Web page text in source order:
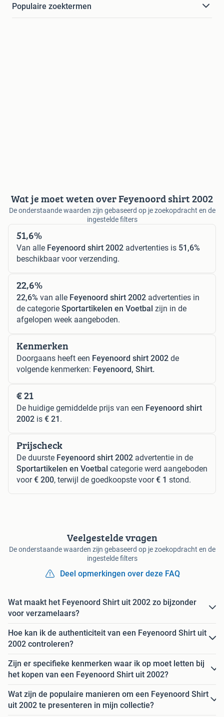
Populaire zoektermen
Wat je moet weten over Feyenoord shirt 2002
De onderstaande waarden zijn gebaseerd op je zoekopdracht en de
ingestelde filters
51,6%
Van alle Feyenoord shirt 2002 advertenties is 51,6%
beschikbaar voor verzending.
22,6%
22,6% van alle Feyenoord shirt 2002 advertenties in
de categorie Sportartikelen en Voetbal zijn in de
afgelopen week aangeboden.
Kenmerken
Doorgaans heeft een Feyenoord shirt 2002 de
volgende kenmerken: Feyenoord, Shirt.
€ 21
De huidige gemiddelde prijs van een Feyenoord shirt
2002 is € 21 .
Prijscheck
De duurste Feyenoord shirt 2002 advertentie in de
Sportartikelen en Voetbal categorie werd aangeboden
voor€ 200, terwijl de goedkoopste voor€ 1 stond.
Veelgestelde vragen
De onderstaande waarden zijn gebaseerd op je zoekopdracht en de
ingestelde filters
Deel opmerkingen over deze FAQ
Wat maakt het Feyenoord Shirt uit 2002 zo bijzonder
voor verzamelaars?
Hoe kan ik de authenticiteit van een Feyenoord Shirt uit
2002 controleren?
Zijn er specifieke kenmerken waar ik op moet letten bij
het kopen van een Feyenoord Shirt uit 2002?
Wat zijn de populaire manieren om een Feyenoord Shirt
uit 2002 te presenteren in mijn collectie?